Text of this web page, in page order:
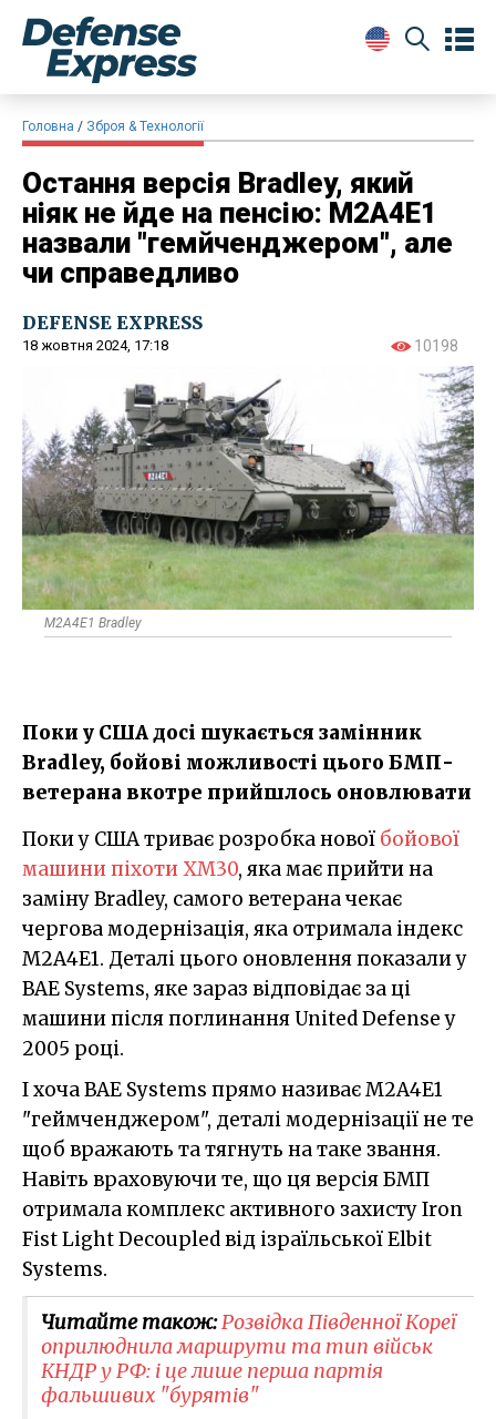
Головна Зброя & Технології
Остання версія Bradley, який
ніяк не йде на пенсію: M2A4E1
назвали "гемйченджером", але
чи справедливо
DEFENSE EXPRESS
18 жовтня 2024, 17:18 10198
M2A4E1 Bradley
Поки у США досі шукається замінник
Bradley, бойові можливості цього БМП-
ветерана вкотре прийшлось оновлювати
Поки у США триває розробка нової бойової
машини піхоти XM30, яка має прийти на
заміну Bradley, самого ветерана чекає
чергова модернізація, яка отримала індекс
M2A4E1. Деталі цього оновлення показали у
BAE Systems, яке зараз відповідає за ці
машини після поглинання United Defense у
2005 році.
І хоча BAE Systems прямо називає M2A4E1
"геймченджером", деталі модернізації не те
щоб вражають та тягнуть на таке звання.
Навіть враховуючи те, що ця версія БМП
отримала комплекс активного захисту Iron
Fist Light Decoupled від ізраїльської Elbit
Systems.
Читайте також:Розвідка Південної Кореї
оприлюднила маршрути та тип військ
КНДР у РФ: і це лише перша партія
фальшивих "бурятів"